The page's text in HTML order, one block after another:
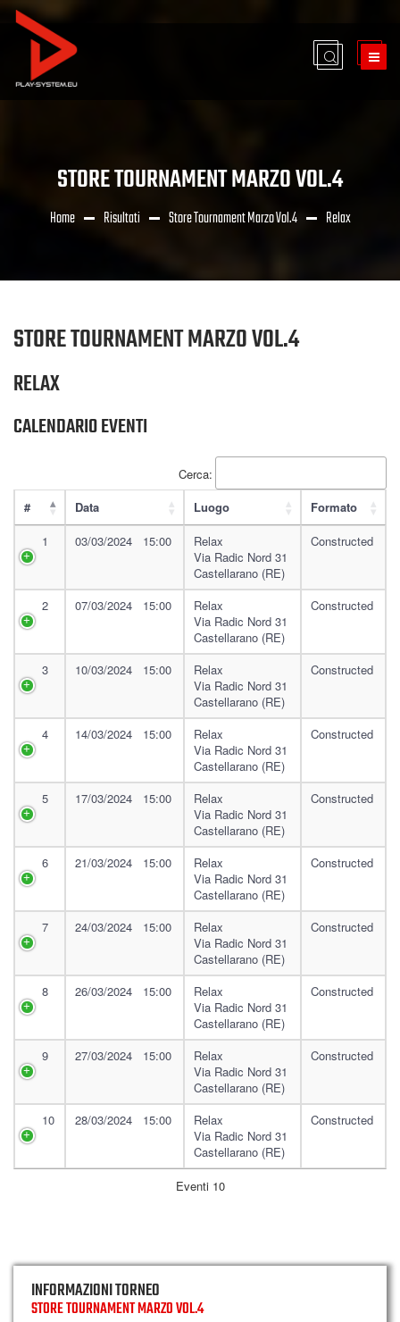
STORE TOURNAMENT MARZO VOL.4
Home Risultati Store Tournament Marzo Vol.4 Relax
STORE TOURNAMENT MARZO VOL.4
RELAX
CALENDARIO EVENTI
Cerca:
#
Data Luogo
Formato
1
03/03/2024 15:00
Relax
Via Radic Nord 31
Castellarano (RE)
Constructed
2 07/03/2024 15:00
Relax
Via Radic Nord 31
Castellarano (RE)
Constructed
3 10/03/2024 15:00
Relax
Via Radic Nord 31
Castellarano (RE)
Constructed
4 14/03/2024 15:00
Relax
Via Radic Nord 31
Castellarano (RE)
Constructed
5 17/03/2024 15:00
Relax
Via Radic Nord 31
Castellarano (RE)
Constructed
6 21/03/2024 15:00
Relax
Via Radic Nord 31
Castellarano (RE)
Constructed
7 24/03/2024 15:00
Relax
Via Radic Nord 31
Castellarano (RE)
Constructed
8 26/03/2024 15:00
Relax
Via Radic Nord 31
Castellarano (RE)
Constructed
9 27/03/2024 15:00
Relax
Via Radic Nord 31
Castellarano (RE)
Constructed
10 28/03/2024 15:00
Relax
Via Radic Nord 31
Castellarano (RE)
Constructed
Eventi 10
INFORMAZIONI TORNEO
STORE TOURNAMENT MARZO VOL.4